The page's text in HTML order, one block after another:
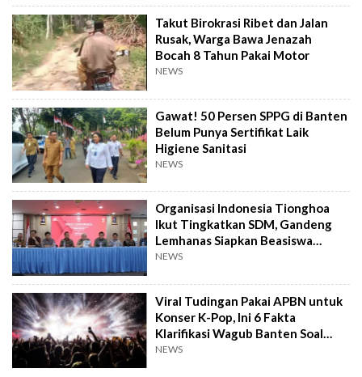
Takut Birokrasi Ribet dan Jalan
Rusak, Warga Bawa Jenazah
Bocah 8 Tahun Pakai Motor
NEWS
Gawat! 50 Persen SPPG di Banten
Belum Punya Sertifikat Laik
Higiene Sanitasi
NEWS
Organisasi Indonesia Tionghoa
Ikut Tingkatkan SDM, Gandeng
Lemhanas Siapkan Beasiswa
Hingga S3
NEWS
Viral Tudingan Pakai APBN untuk
Konser K-Pop, Ini 6 Fakta
Klarifikasi Wagub Banten Soal
Putrinya
NEWS